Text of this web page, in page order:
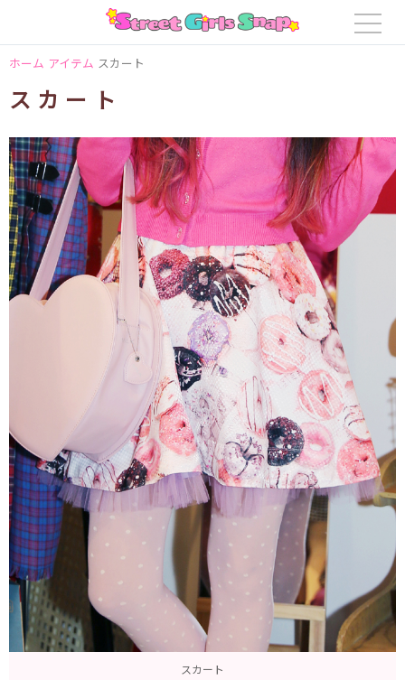
ホーム アイテム スカート
スカート
スカート